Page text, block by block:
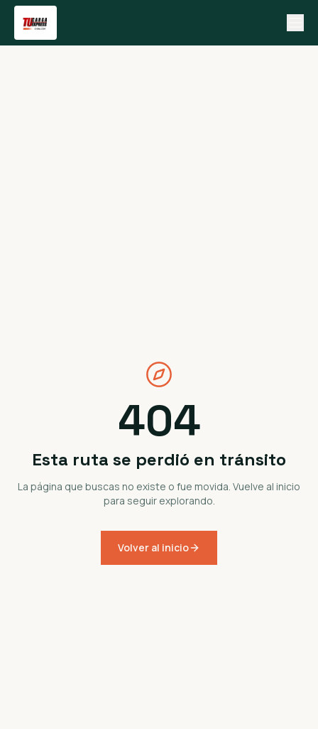
404
Esta ruta se perdió en tránsito
La página que buscas no existe o fue movida. Vuelve al inicio
para seguir explorando.
Volver al inicio